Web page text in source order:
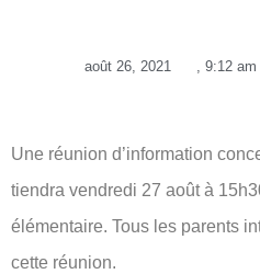
août 26, 2021 9:12 am
Une réunion d’information
tiendra vendredi 27 août à
élémentaire. Tous les parents
cette réunion.